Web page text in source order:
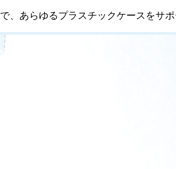
、あらゆるプラスチックケースをサポ